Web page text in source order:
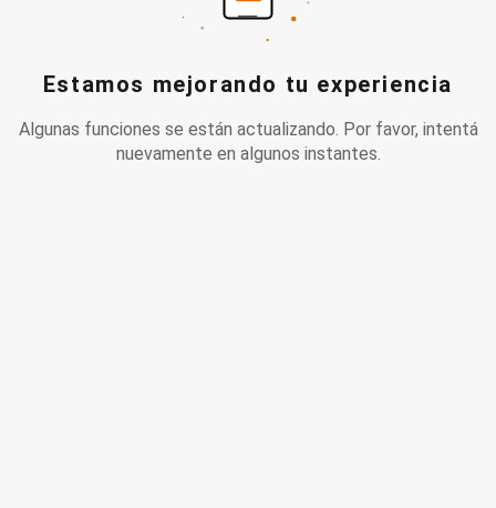
Estamos mejorando tu experiencia
Algunas funciones se están actualizando. Por favor, intentá
nuevamente en algunos instantes.